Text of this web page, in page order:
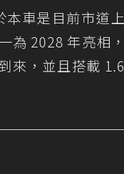
本車是目前市道上
為 2028 年亮相，
來，並且搭載 1.6